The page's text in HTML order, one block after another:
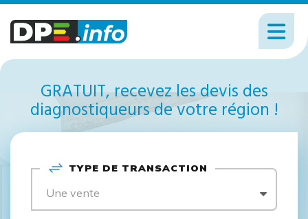
GRATUIT, recevez les devis des
diagnostiqueurs de votre région !
TYPE DE TRANSACTION
Une vente